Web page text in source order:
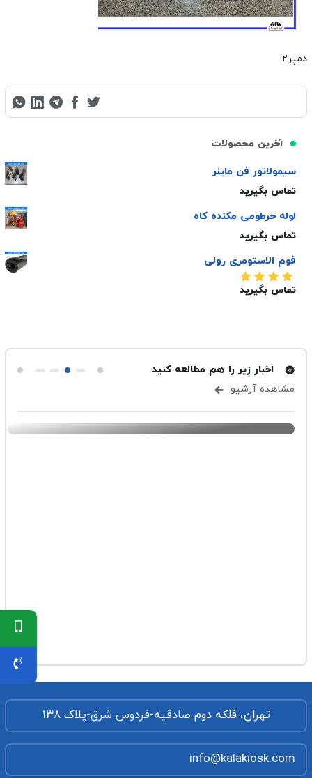
دمپر۲
آخرین محصولات
سیمولاتور فن ماینر
تماس بگیرید
لوله خرطومی مکنده کاه
تماس بگیرید
فوم الاستومری رولی
امتیاز 5.00
تماس بگیرید
اخبار زیر را هم مطالعه کنید
مشاهده آرشیو
ارسال شده در ۴ اسفند ۱۴۰۳
دریچه کولر چیست؟
تهران، فلکه دوم صادقیه-فردوس شرق-پلاک 138
info@kalakiosk.com